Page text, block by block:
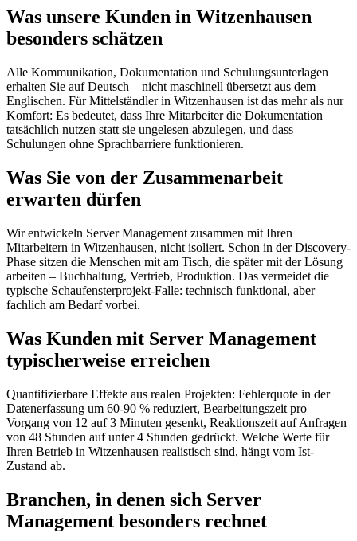
Was unsere Kunden in Witzenhausen
besonders schätzen
Alle Kommunikation, Dokumentation und Schulungsunterlagen
erhalten Sie auf Deutsch – nicht maschinell übersetzt aus dem
Englischen. Für Mittelständler in Witzenhausen ist das mehr als nur
Komfort: Es bedeutet, dass Ihre Mitarbeiter die Dokumentation
tatsächlich nutzen statt sie ungelesen abzulegen, und dass
Schulungen ohne Sprachbarriere funktionieren.
Was Sie von der Zusammenarbeit
erwarten dürfen
Wir entwickeln Server Management zusammen mit Ihren
Mitarbeitern in Witzenhausen, nicht isoliert. Schon in der Discovery-
Phase sitzen die Menschen mit am Tisch, die später mit der Lösung
arbeiten – Buchhaltung, Vertrieb, Produktion. Das vermeidet die
typische Schaufensterprojekt-Falle: technisch funktional, aber
fachlich am Bedarf vorbei.
Was Kunden mit Server Management
typischerweise erreichen
Quantifizierbare Effekte aus realen Projekten: Fehlerquote in der
Datenerfassung um 60-90 % reduziert, Bearbeitungszeit pro
Vorgang von 12 auf 3 Minuten gesenkt, Reaktionszeit auf Anfragen
von 48 Stunden auf unter 4 Stunden gedrückt. Welche Werte für
Ihren Betrieb in Witzenhausen realistisch sind, hängt vom Ist-
Zustand ab.
Branchen, in denen sich Server
Management besonders rechnet